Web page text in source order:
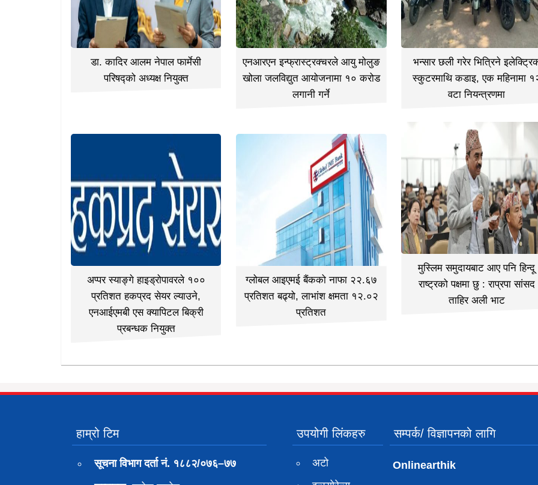
डा. कादिर आलम नेपाल फार्मेसी
परिषद्को अध्यक्ष नियुक्त
एनआरएन इन्फ्रास्ट्रक्चरले आयु मोलुङ
खोला जलविद्युत आयोजनामा १० करोड
लगानी गर्ने
भन्सार छली गरेर भित्रिने
स्कुटरमाथि कडाइ, एक महिनामा
वटा नियन्त्रणमा
अप्पर स्याङ्गे हाइड्रोपावरले १००
प्रतिशत हकप्रद सेयर ल्याउने,
एनआईएमबी एस क्यापिटल बिक्री
प्रबन्धक नियुक्त
ग्लोबल आइएमई बैंकको नाफा २२.६७
प्रतिशत बढ्यो, लाभांश क्षमता १२.०२
प्रतिशत
मुस्लिम समुदायबाट आए पनि हिन्दू
राष्ट्रको पक्षमा छु : राप्रपा सांसद
ताहिर अली भाट
हाम्रो टिम
सूचना विभाग दर्ता नं. १८८२/०७६–७७
उपयोगी लिंकहरु
अटो
सम्पर्क/ विज्ञापनको लागि
Onlinearthik